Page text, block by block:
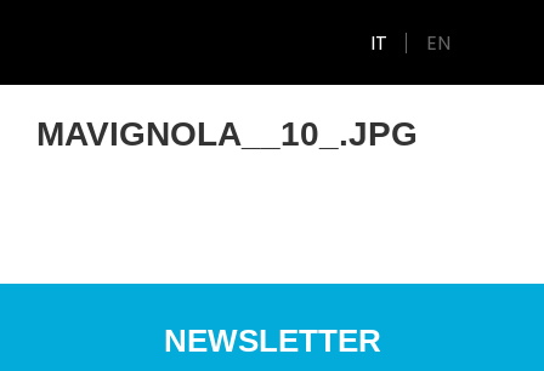
IT EN
MAVIGNOLA__10_.JPG
NEWSLETTER